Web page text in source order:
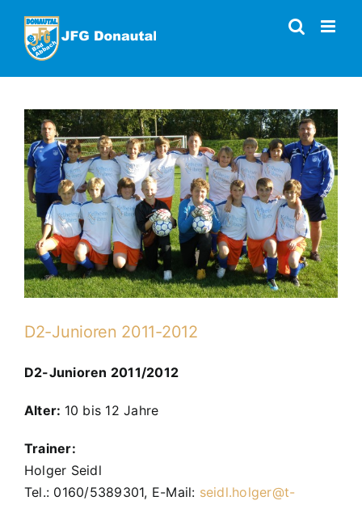
Inhalt
springen
D2-Junioren 2011-2012
D2-Junioren 2011/2012
Alter: 10 bis 12 Jahre
Trainer:
Holger Seidl
Tel.: 0160/5389301, E-Mail: seidl.holger@t-